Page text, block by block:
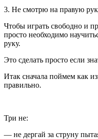
3. Не смотрю на правую
Чтобы играть свободно и
просто необходимо
руку.
Это сделать просто если
Итак сначала поймем как
правильно.
Три не:
— не дергай за струну